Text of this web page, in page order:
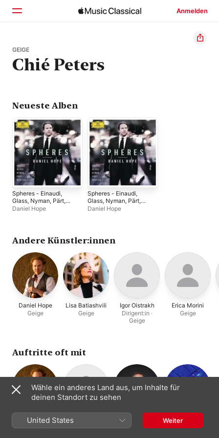
Anmelden
Entdecken
GEIGE
Chié Peters
Neueste Alben
Spheres - Einaudi,
Glass, Nyman, Pärt,
Richter
Daniel Hope
Spheres - Einaudi,
Glass, Nyman, Pärt,
Richter
Daniel Hope
Andere Künstler:innen
Daniel Hope
Geige
Lisa Batiashvili
Geige
Igor Oistrakh
Dirigent:in ·
Geige
Erica Morini
Geige
Auftritte oft mit
Daniel Hope
Geige
Deutsches
Jacques Ammon
Klavier
Rundfunkchor
Wähle ein anderes Land aus, um Inhalte für
deinen Standort zu sehen
United States Weiter